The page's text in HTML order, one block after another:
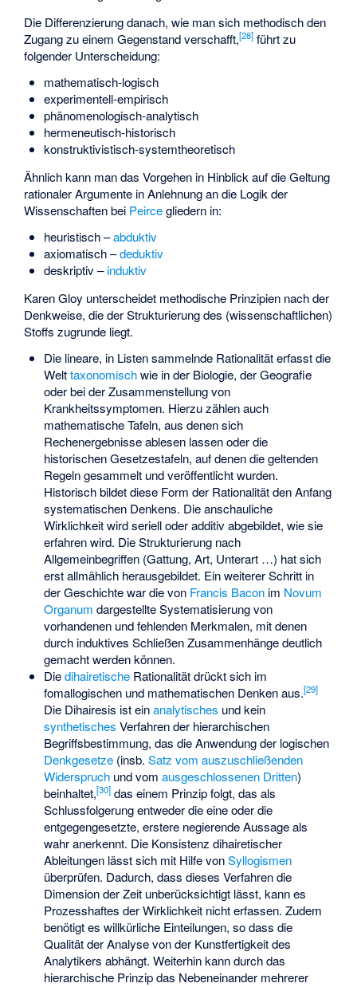
Die Differenzierung danach, wie man sich methodisch den
Zugang zu einem Gegenstand verschafft,[28] führt zu
folgender Unterscheidung:
mathematisch-logisch
experimentell-empirisch
phänomenologisch-analytisch
hermeneutisch-historisch
konstruktivistisch-systemtheoretisch
Ähnlich kann man das Vorgehen in Hinblick auf die Geltung
rationaler Argumente in Anlehnung an die Logik der
Wissenschaften bei Peircegliedern in:
heuristisch –abduktiv
axiomatisch –deduktiv
deskriptiv –induktiv
Karen Gloy unterscheidet methodische Prinzipien nach der
Denkweise, die der Strukturierung des (wissenschaftlichen)
Stoffs zugrunde liegt.
Die lineare, in Listen sammelnde Rationalität erfasst die
Welttaxonomischwie in der Biologie, der Geografie
oder bei der Zusammenstellung von
Krankheitssymptomen. Hierzu zählen auch
mathematische Tafeln, aus denen sich
Rechenergebnisse ablesen lassen oder die
historischen Gesetzestafeln, auf denen die geltenden
Regeln gesammelt und veröffentlicht wurden.
Historisch bildet diese Form der Rationalität den Anfang
systematischen Denkens. Die anschauliche
Wirklichkeit wird seriell oder additiv abgebildet, wie sie
erfahren wird. Die Strukturierung nach
Allgemeinbegriffen (Gattung, Art, Unterart …) hat sich
erst allmählich herausgebildet. Ein weiterer Schritt in
der Geschichte war die von Francis Baconim Novum
Organum dargestellte Systematisierung von
vorhandenen und fehlenden Merkmalen, mit denen
durch induktives Schließen Zusammenhänge deutlich
gemacht werden können.
DiedihairetischeRationalität drückt sich im
fomallogischen und mathematischen Denken aus.[29]
Die Dihairesis ist einanalytisches und kein
synthetisches Verfahren der hierarchischen
Begriffsbestimmung, das die Anwendung der logischen
Denkgesetze(insb. Satz vom auszuschließenden
Widerspruchund vom ausgeschlossenen Dritten)
beinhaltet,[30]das einem Prinzip folgt, das als
Schlussfolgerung entweder die eine oder die
entgegengesetzte, erstere negierende Aussage als
wahr anerkennt. Die Konsistenz dihairetischer
Ableitungen lässt sich mit Hilfe vonSyllogismen
überprüfen. Dadurch, dass dieses Verfahren die
Dimension der Zeit unberücksichtigt lässt, kann es
Prozesshaftes der Wirklichkeit nicht erfassen. Zudem
benötigt es willkürliche Einteilungen, so dass die
Qualität der Analyse von der Kunstfertigkeit des
Analytikers abhängt. Weiterhin kann durch das
hierarchische Prinzip das Nebeneinander mehrerer